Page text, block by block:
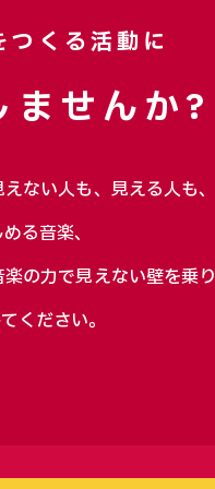
くる活動に
ませんか?
ない人も、見える人も、
る音楽、
の力で見えない壁を乗り
ください。